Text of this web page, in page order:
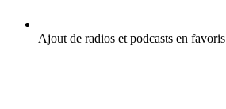
Ajout de radios et podcasts en favoris